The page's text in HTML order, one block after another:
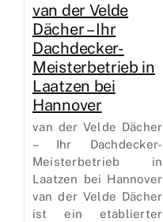
van der Velde
Dächer – Ihr
Dachdecker-
Meisterbetrieb in
Laatzen bei
Hannover
van der Velde Dächer
– Ihr Dachdecker-
Meisterbetrieb in
Laatzen bei Hannover
van der Velde Dächer
ist ein etablierter